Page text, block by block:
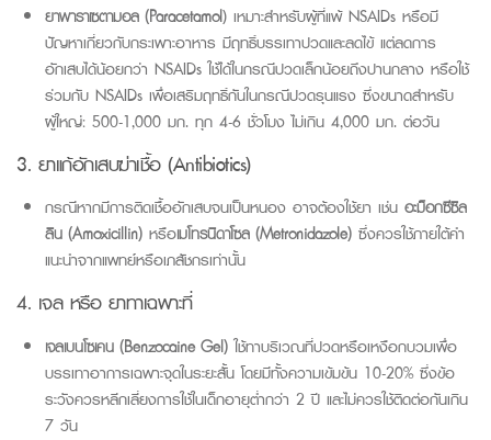
ยาพาราเซตามอล (Paracetamol) เหมาะสำหรับผู้ที่แพ้NSAIDs หรือมี
ปัญหาเกี่ยวกับกระเพาะอาหาร มีฤทธิ์บรรเทาปวดและลดไข้ แต่ลดการ
อักเสบได้น้อยกว่า NSAIDsใช้ได้ในกรณีปวดเล็กน้อยถึงปานกลาง หรือใช้
ร่วมกับ NSAIDs เพื่อเสริมฤทธิ์กันในกรณีปวดรุนแรง ซึ่งขนาดสำหรับ
ผู้ใหญ่: 500-1,000 มก. ทุก 4-6 ชั่วโมง ไม่เกิน 4,000 มก. ต่อวัน
3. ยาแก้อักเสบฆ่าเชื้อ(Antibiotics)
กรณีหากมีการติดเชื้ออักเสบจนเป็นหนอง อาจต้องใช้ยา เช่น อะม็อกซีซิล
ลิน (Amoxicillin) หรือเมโทรนิดาโซล (Metronidazole) ซึ่งควรใช้ภายใต้คำ
แนะนำจากแพทย์หรือเภสัชกรเท่านั้น
4. เจล หรือ ยาทาเฉพาะที่
เจลเบนโซเคน (Benzocaine Gel) ใช้ทาบริเวณที่ปวดหรือเหงือกบวมเพื่อ
บรรเทาอาการเฉพาะจุดในระยะสั้น โดยมีทั้งความเข้มข้น 10-20% ซึ่งข้อ
ระวังควรหลีกเลี่ยงการใช้ในเด็กอายุต่ำกว่า 2ปี และไม่ควรใช้ติดต่อกันเกิน
7 วัน